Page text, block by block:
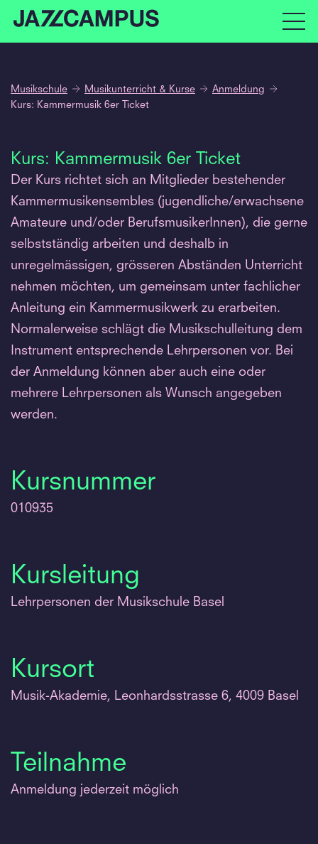
Musikschule Musikunterricht & Kurse
Anmeldung
Kurs: Kammermusik 6er Ticket
Kurs: Kammermusik 6er Ticket
Der Kurs richtet sich an Mitglieder bestehender
Kammermusikensembles (jugendliche/erwachsene
Amateure und/oder BerufsmusikerInnen), die gerne
selbstständig arbeiten und deshalb in
unregelmässigen, grösseren Abständen Unterricht
nehmen möchten, um gemeinsam unter fachlicher
Anleitung ein Kammermusikwerk zu erarbeiten.
Normalerweise schlägt die Musikschulleitung dem
Instrument entsprechende Lehrpersonen vor. Bei
der Anmeldung können aber auch eine oder
mehrere Lehrpersonen als Wunsch angegeben
werden.
Kursnummer
010935
Kursleitung
Lehrpersonen der Musikschule Basel
Kursort
Musik-Akademie, Leonhardsstrasse 6, 4009 Basel
Teilnahme
Anmeldung jederzeit möglich